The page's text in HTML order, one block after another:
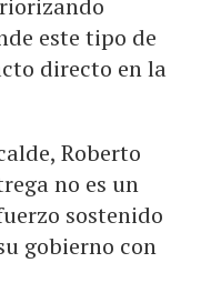
este tipo de
directo en la
Roberto
no es un
sostenido
gobierno con